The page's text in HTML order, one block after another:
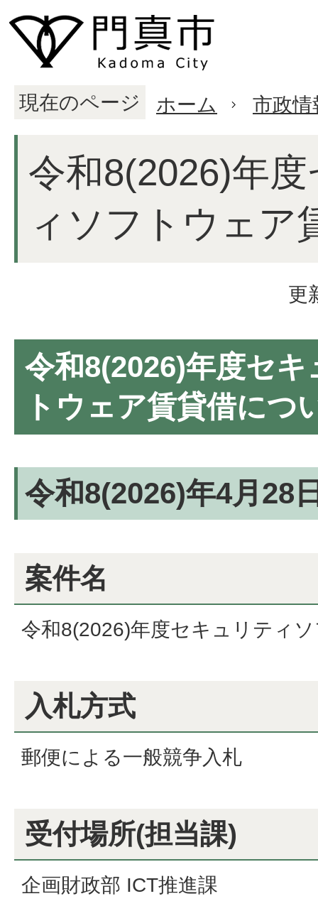
現在のページ ホーム 市政情
令和8(2026)年
ィソフトウェア
更
令和8(2026)年度セ
トウェア賃貸借につ
令和8(2026)年4月28
案件名
令和8(2026)年度セキュリティ
入札方式
郵便による一般競争入札
受付場所(担当課)
企画財政部 ICT推進課